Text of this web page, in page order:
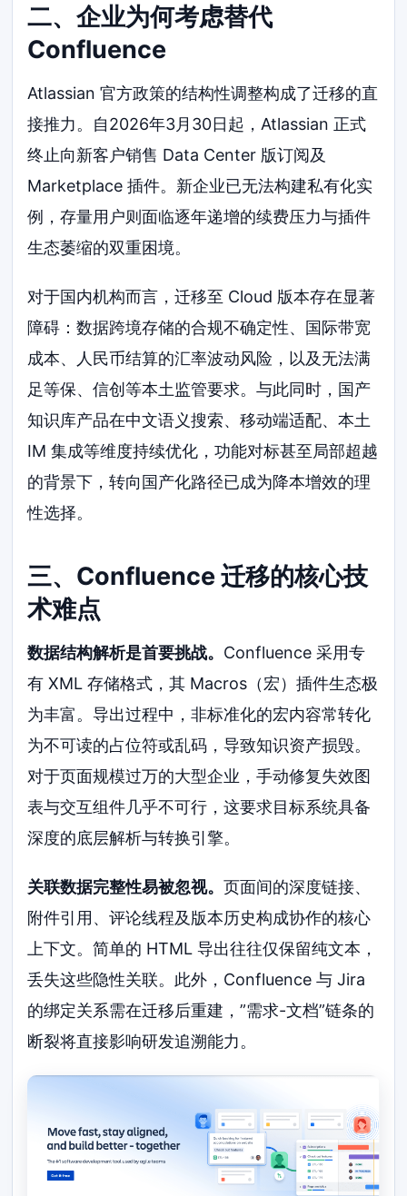
二、企业为何考虑替代
Confluence
Atlassian 官方政策的结构性调整构成了迁移的直
接推力。自2026年3月30日起，Atlassian 正式
终止向新客户销售 Data Center 版订阅及
Marketplace 插件。新企业已无法构建私有化实
例，存量用户则面临逐年递增的续费压力与插件
生态萎缩的双重困境。
对于国内机构而言，迁移至 Cloud 版本存在显著
障碍：数据跨境存储的合规不确定性、国际带宽
成本、人民币结算的汇率波动风险，以及无法满
足等保、信创等本土监管要求。与此同时，国产
知识库产品在中文语义搜索、移动端适配、本土
IM 集成等维度持续优化，功能对标甚至局部超越
的背景下，转向国产化路径已成为降本增效的理
性选择。
三、Confluence 迁移的核心技
术难点
数据结构解析是首要挑战。 Confluence 采用专
有 XML 存储格式，其 Macros（宏）插件生态极
为丰富。导出过程中，非标准化的宏内容常转化
为不可读的占位符或乱码，导致知识资产损毁。
对于页面规模过万的大型企业，手动修复失效图
表与交互组件几乎不可行，这要求目标系统具备
深度的底层解析与转换引擎。
关联数据完整性易被忽视。页面间的深度链接、
附件引用、评论线程及版本历史构成协作的核心
上下文。简单的 HTML 导出往往仅保留纯文本，
丢失这些隐性关联。此外，Confluence 与 Jira
的绑定关系需在迁移后重建，”需求-文档”链条的
断裂将直接影响研发追溯能力。